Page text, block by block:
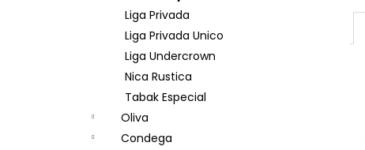
Liga Privada
Liga Privada Unico
Liga Undercrown
Nica Rustica
Tabak Especial
Oliva
Condega